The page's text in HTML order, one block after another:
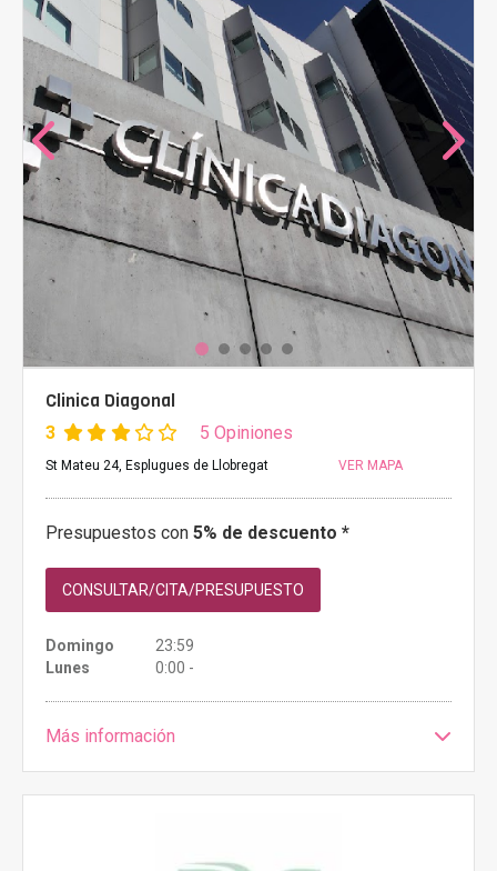
Clinica Diagonal
3 5 Opiniones
St Mateu 24, Esplugues de Llobregat VER MAPA
Presupuestos con 5% de descuento *
CONSULTAR/CITA/PRESUPUESTO
Domingo
23:59
Lunes
0:00 -
Más información